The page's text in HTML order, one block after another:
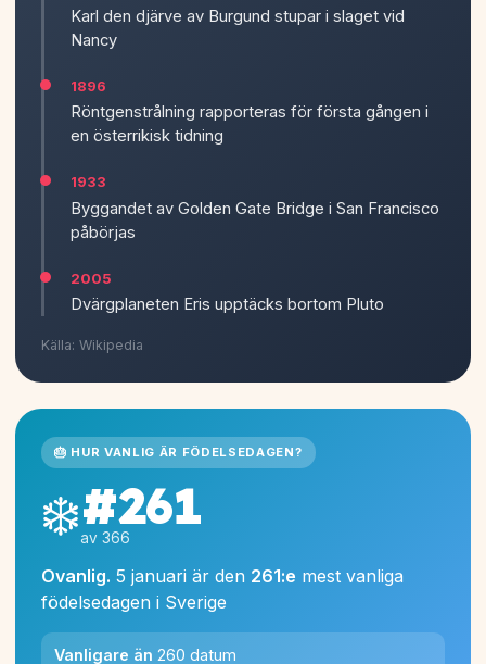
Karl den djärve av Burgund stupar i slaget vid
Nancy
1896
Röntgenstrålning rapporteras för första gången i
en österrikisk tidning
1933
Byggandet av Golden Gate Bridge i San Francisco
påbörjas
2005
Dvärgplaneten Eris upptäcks bortom Pluto
Källa: Wikipedia
🎂 HUR VANLIG ÄR FÖDELSEDAGEN?
❄️#261
av 366
Ovanlig. 5 januari är den 261:e mest vanliga
födelsedagen i Sverige
Vanligare än 260 datum